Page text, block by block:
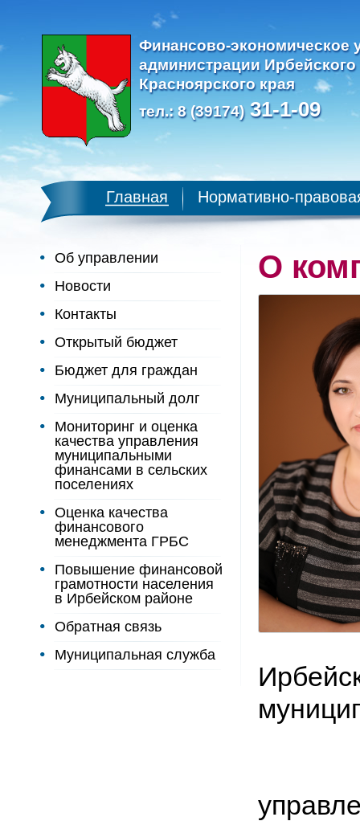
Финансово-экономическое
администрации Ирбейского
Красноярского края
тел.: 8 (39174)31-1-09
Главная Нормативно-
Об управлении
Новости
Контакты
Открытый бюджет
Бюджет для граждан
Муниципальный долг
Мониторинг и оценка
качества управления
муниципальными
финансами в сельских
поселениях
Оценка качества
финансового
менеджмента ГРБС
Повышение финансовой
грамотности населения
в Ирбейском районе
Обратная связь
Муниципальная служба
О